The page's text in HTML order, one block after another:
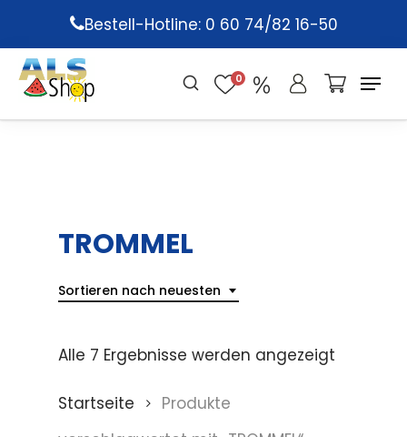
main
content
Bestell-Hotline: 0 60 74/82 16-50
0
TROMMEL
Sortieren nach neuesten
Alle 7 Ergebnisse werden angezeigt
Startseite
Produkte